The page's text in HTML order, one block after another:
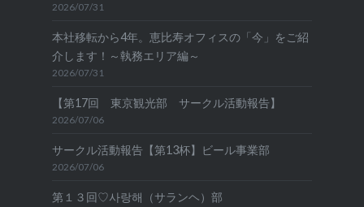
2026/07/31
本社移転から4年。恵比寿オフィスの「今」をご紹
介します！～執務エリア編～
2026/07/31
【第17回 東京観光部 サークル活動報告】
2026/07/06
サークル活動報告【第13杯】ビール事業部
2026/07/06
第１３回♡사랑해（サランヘ）部